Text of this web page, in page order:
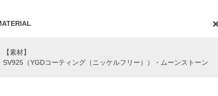
【素材】
SV925（YGDコーティング（ニッケルフリー））・ムーンストーン